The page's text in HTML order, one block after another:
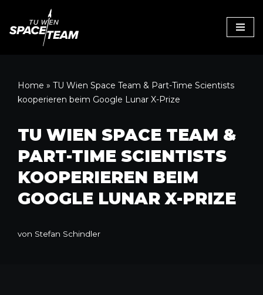
Zum
Home » TU Wien Space Team & Part-Time Scientists
kooperieren beim Google Lunar X-Prize
TU WIEN SPACE TEAM &
PART-TIME SCIENTISTS
KOOPERIEREN BEIM
GOOGLE LUNAR X-PRIZE
von Stefan Schindler